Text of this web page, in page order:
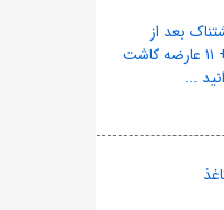
بعد از
کاشت مو ! + ۱۱ عارضه کاشت
...